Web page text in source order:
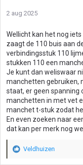
i
g
:
2 aug 2025
Wellicht kan het nog
zaagt de 110 buis aan
verbindingsstuk 110
stukken 110 een
Je kunt dan weliswaar
manchetten gebruiken,
staat, er geen spanning
manchetten in met vet
manchet t-stuk zodat
En even zoeken naar
dat kan per merk nog
W
Veldhuizen